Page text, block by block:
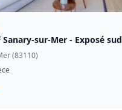
Sanary-sur-Mer - Exposé sud
(83110)